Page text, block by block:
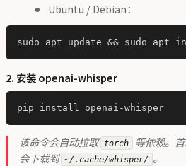
Ubuntu / Debian：
2. 安装 openai-whisper
该命令会自动拉取 torch
等依赖。
会下载到 ~/.cache/whisper/ 。